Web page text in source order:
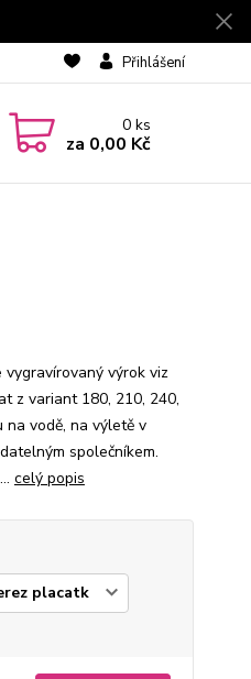
Přihlášení
0ks
za 0,00 Kč
výrok viz
z variant 180, 210, 240,
na vodě, na výletě v
společníkem.
celý popis